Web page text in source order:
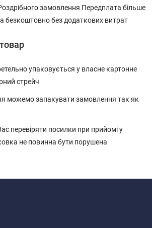
замовлення Передплата більше
безкоштовно без додаткових витрат
упаковується у власне картонне
стрейч
можемо запакувати замовлення так як
перевіряти посилки при прийомі у
не повинна бути порушена